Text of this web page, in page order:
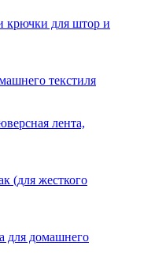
крючки для штор и
текстиля
лента,
(для жесткого
для домашнего